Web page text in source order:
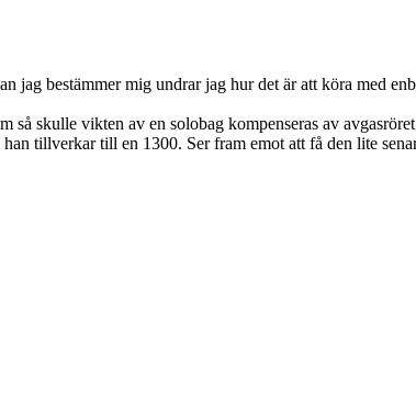
jag bestämmer mig undrar jag hur det är att köra med
skulle vikten av en solobag kompenseras av
tillverkar till en 1300. Ser fram emot att få den lite